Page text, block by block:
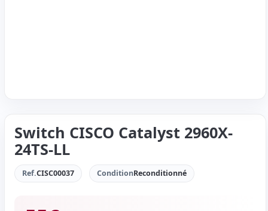
Switch CISCO Catalyst 2960X-
24TS-LL
Ref.CISC00037 ConditionReconditionné